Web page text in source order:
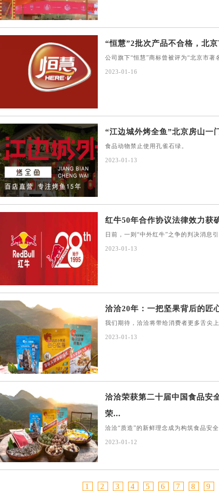
“恒慧”2批次产品不合格，北
公司旗下“恒慧”商标曾被评为“北京市著
2023-01-16
“江边城外烤全鱼”北京房山一
食品动物禁止使用孔雀石绿。
2023-01-13
红牛50年合作协议法律效力获
日前，一则“中外红牛”之争的判决消息
2023-01-13
洽洽20年：一把坚果背后的匠
我们期待，洽洽将带给消费者更多舌
2023-01-13
洽洽荣获第二十届中国食品安
荣...
洽洽“质造”的新鲜理念成为构筑食品安
2023-01-12
1 2 3 4 5 6 7 8 9